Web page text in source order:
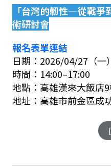
「台灣的韌性—從戰爭
術研討會
報名表單連結
日期： 2026/04/27 （一）
時間： 14:00–17:00
地點：高雄漢來大飯店9
地址：高雄市前金區成